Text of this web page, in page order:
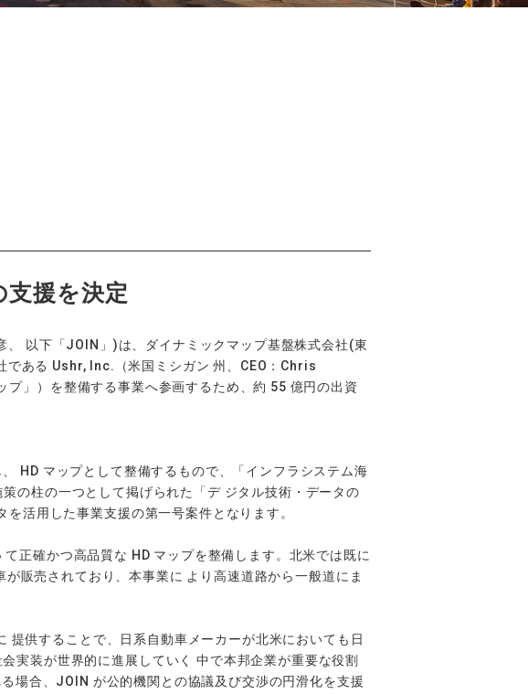
支援を決定
以下「JOIN」)は、ダイナミックマップ基盤株式会社(東
である Ushr, Inc.（米国ミシガン 州、CEO：Chris
」）を整備する事業へ参画するため、約 55 億円の出資
HD マップとして整備するもので、「インフラシステム海
の柱の一つとして掲げられた「デ ジタル技術・データの
活用した事業支援の第一号案件となります。
正確かつ高品質な HD マップを整備します。北米では既に
販売されており、本事業に より高速道路から一般道にま
供することで、日系自動車メーカーが北米においても日
実装が世界的に進展していく 中で本邦企業が重要な役割
場合、JOIN が公的機関との協議及び交渉の円滑化を支援